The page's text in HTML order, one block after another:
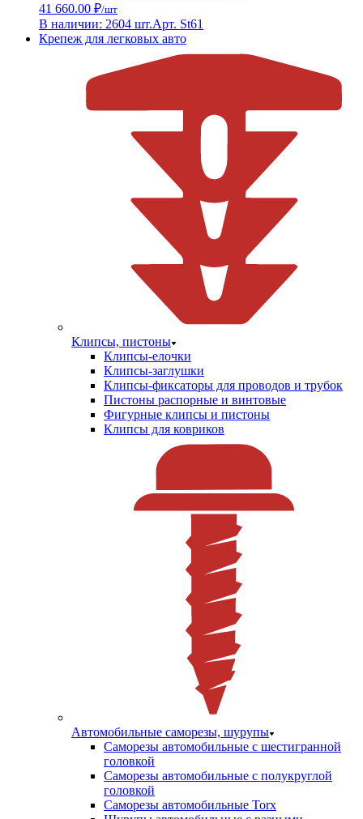
41 660.00 ₽/шт
В наличии: 2604 шт.Арт. St61
Крепеж для легковых авто
Клипсы, пистоны
Клипсы-елочки
Клипсы-заглушки
Клипсы-фиксаторы для проводов и трубок
Пистоны распорные и винтовые
Фигурные клипсы и пистоны
Клипсы для ковриков
Автомобильные саморезы, шурупы
Саморезы автомобильные с шестигранной
головкой
Саморезы автомобильные с полукруглой
головкой
Саморезы автомобильные Torx